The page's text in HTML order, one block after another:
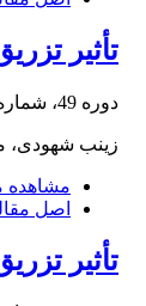
تأثیر
دوره 49، شماره 4، زمستان 1397، صفحه
زینب
مشاهده
اصل
تأثیر